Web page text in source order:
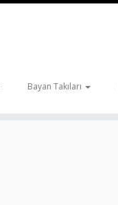
Bayan Takıları